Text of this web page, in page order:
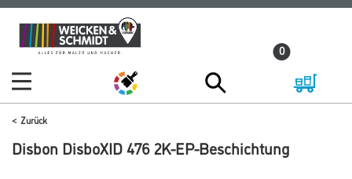
Zum
Inhalt
Zum
Navigationsmenü
0
Zurück
Disbon DisboXID 476 2K-EP-Beschichtung